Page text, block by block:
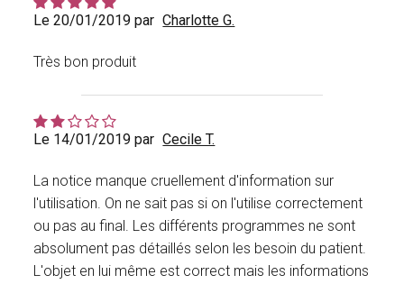
Le 20/01/2019 par Charlotte G.
Très bon produit
Le 14/01/2019 par Cecile T.
La notice manque cruellement d'information sur
l'utilisation. On ne sait pas si on l'utilise correctement
ou pas au final. Les différents programmes ne sont
absolument pas détaillés selon les besoin du patient.
L'objet en lui même est correct mais les informations